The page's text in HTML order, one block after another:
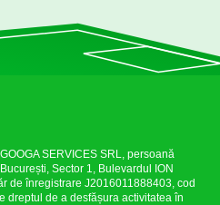
SERVICES SRL, persoană
Sector 1, Bulevardul ION
de înregistrare J2016011888403, cod
dreptul de a desfășura activitatea în